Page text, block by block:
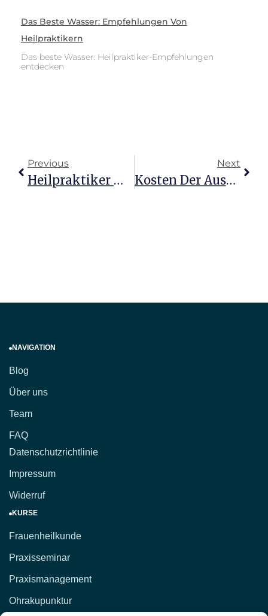
Das Beste Wasser: Empfehlungen Von
Heilpraktikern
Das beste Wasser: Heilpraktiker-Empfehlungen
entdecken
Previous
Heilpraktiker Werden Wie Lange Dauert Die Ausbildung
Next
Kosten Der Ausbildung Zum Großen Heilpraktiker Entdecken
NAVIGATION
Blog
Über uns
Team
FAQ
Datenschutzrichtlinie
Impressum
Widerruf
KURSE
Frauenheilkunde
Praxisseminar
Praxismanagement
Ohrakupunktur